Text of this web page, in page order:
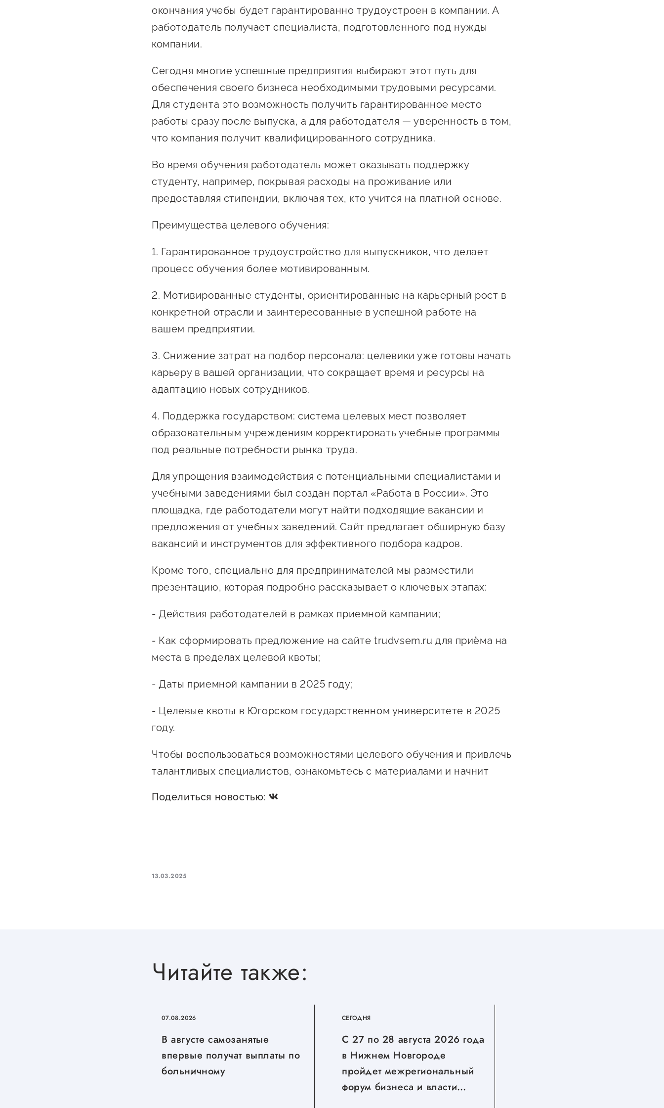
Поддержка центра
Онлайн-витрина
Нормативные
документы
Сообщить о нарушении
АвтоУСН
окончания учебы будет гарантированно трудоустроен в компании. А
работодатель получает специалиста, подготовленного под нужды
компании.
Сегодня многие успешные предприятия выбирают этот путь для
обеспечения своего бизнеса необходимыми трудовыми ресурсами.
Для студента это возможность получить гарантированное место
работы сразу после выпуска, а для работодателя — уверенность в том,
что компания получит квалифицированного сотрудника.
Во время обучения работодатель может оказывать поддержку
студенту, например, покрывая расходы на проживание или
предоставляя стипендии, включая тех, кто учится на платной основе.
Преимущества целевого обучения:
1. Гарантированное трудоустройство для выпускников, что делает
процесс обучения более мотивированным.
2. Мотивированные студенты, ориентированные на карьерный рост в
конкретной отрасли и заинтересованные в успешной работе на
вашем предприятии.
3. Снижение затрат на подбор персонала: целевики уже готовы начать
карьеру в вашей организации, что сокращает время и ресурсы на
адаптацию новых сотрудников.
4. Поддержка государством: система целевых мест позволяет
образовательным учреждениям корректировать учебные программы
под реальные потребности рынка труда.
Для упрощения взаимодействия с потенциальными специалистами и
учебными заведениями был создан портал «Работа в России». Это
площадка, где работодатели могут найти подходящие вакансии и
предложения от учебных заведений. Сайт предлагает обширную базу
вакансий и инструментов для эффективного подбора кадров.
Кроме того, специально для предпринимателей мы разместили
презентацию, которая подробно рассказывает о ключевых этапах:
- Действия работодателей в рамках приемной кампании;
- Как сформировать предложение на сайте trudvsem.ru для приёма на
места в пределах целевой квоты;
- Даты приемной кампании в 2025 году;
- Целевые квоты в Югорском государственном университете в 2025
году.
Чтобы воспользоваться возможностями целевого обучения и привлечь
талантливых специалистов, ознакомьтесь с материалами и начнит
Поделиться новостью:
13.03.2025
Читайте также:
07.08.2026
В августе самозанятые
впервые получат выплаты по
больничному
СЕГОДНЯ
С 27 по 28 августа 2026 года
в Нижнем Новгороде
пройдет межрегиональный
форум бизнеса и власти